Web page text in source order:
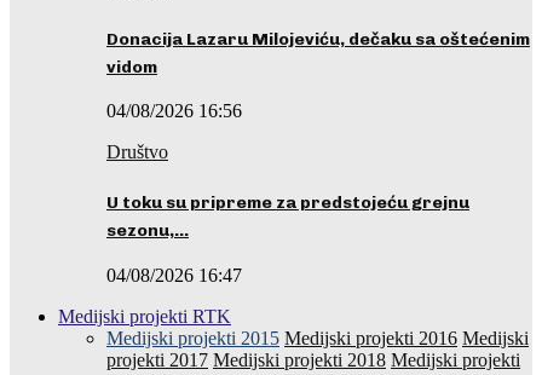
Donacija Lazaru Milojeviću, dečaku sa oštećenim
vidom
04/08/2026 16:56
Društvo
U toku su pripreme za predstojeću grejnu
sezonu,…
04/08/2026 16:47
Medijski projekti RTK
Medijski projekti 2015 Medijski projekti 2016 Medijski
projekti 2017 Medijski projekti 2018 Medijski projekti